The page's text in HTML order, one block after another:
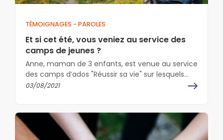
TÉMOIGNAGES - PAROLES
Et si cet été, vous veniez au service des
camps de jeunes ?
Anne, maman de 3 enfants, est venue au service
des camps d’ados "Réussir sa vie" sur lesquels
nous accueillons chaque…
03/08/2021